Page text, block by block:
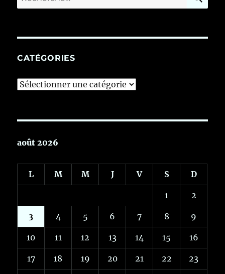
pour :
CATÉGORIES
Catégories
août 2026
L M M J V S D
1 2
3 4 5 6 7 8 9
10 11 12 13 14 15 16
17 18 19 20 21 22 23